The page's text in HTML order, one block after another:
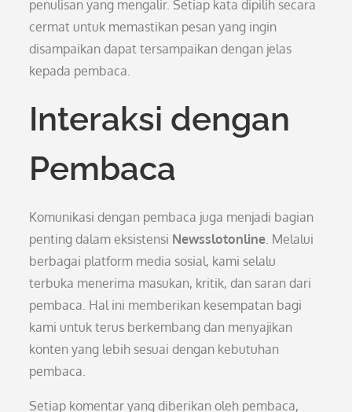
penulisan yang mengalir. Setiap kata dipilih secara
cermat untuk memastikan pesan yang ingin
disampaikan dapat tersampaikan dengan jelas
kepada pembaca.
Interaksi dengan
Pembaca
Komunikasi dengan pembaca juga menjadi bagian
penting dalam eksistensi Newsslotonline. Melalui
berbagai platform media sosial, kami selalu
terbuka menerima masukan, kritik, dan saran dari
pembaca. Hal ini memberikan kesempatan bagi
kami untuk terus berkembang dan menyajikan
konten yang lebih sesuai dengan kebutuhan
pembaca.
Setiap komentar yang diberikan oleh pembaca,